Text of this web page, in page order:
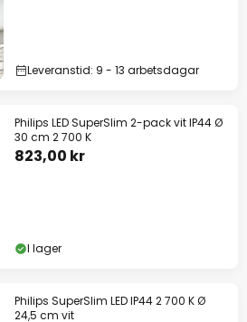
Leveranstid: 9 - 13 arbetsdagar
Philips LED SuperSlim 2-pack vit IP44 Ø
30 cm 2 700 K
823,00 kr
I lager
Philips SuperSlim LED IP44 2 700 K Ø
24,5 cm vit